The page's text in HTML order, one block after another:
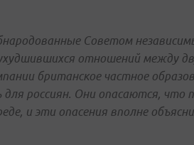
Советом
отношений между
британское частное
для россиян. Они опасаются, что
и эти опасения вполне